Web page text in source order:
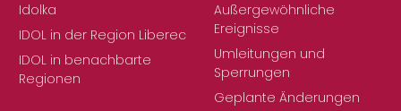
Idolka
IDOL in der Region Liberec
IDOL in benachbarte
Regionen
Außergewöhnliche
Ereignisse
Umleitungen und
Sperrungen
Geplante Änderungen